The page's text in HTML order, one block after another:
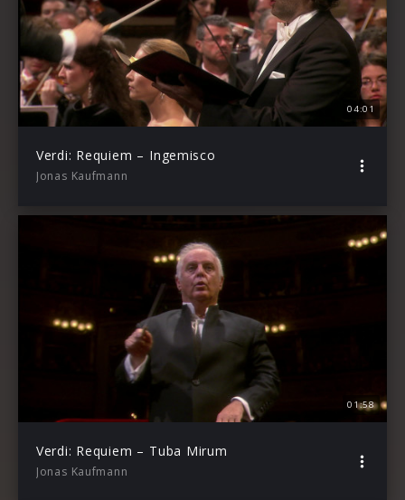
04:01
Verdi: Requiem – Ingemisco
Jonas Kaufmann
01:58
Verdi: Requiem – Tuba Mirum
Jonas Kaufmann